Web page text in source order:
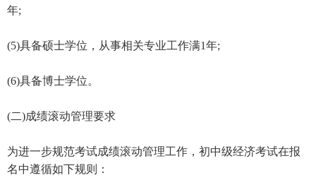
年;
(5)具备硕士学位，从事相关专业工作满1年;
(6)具备博士学位。
(二)成绩滚动管理要求
为进一步规范考试成绩滚动管理工作，初中级经济考试在报
名中遵循如下规则：